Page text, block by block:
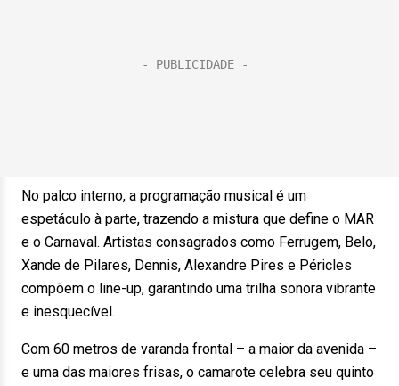
No palco interno, a programação musical é um
espetáculo à parte, trazendo a mistura que define o MAR
e o Carnaval. Artistas consagrados como Ferrugem, Belo,
Xande de Pilares, Dennis, Alexandre Pires e Péricles
compõem o line-up, garantindo uma trilha sonora vibrante
e inesquecível.
Com 60 metros de varanda frontal – a maior da avenida –
e uma das maiores frisas, o camarote celebra seu quinto